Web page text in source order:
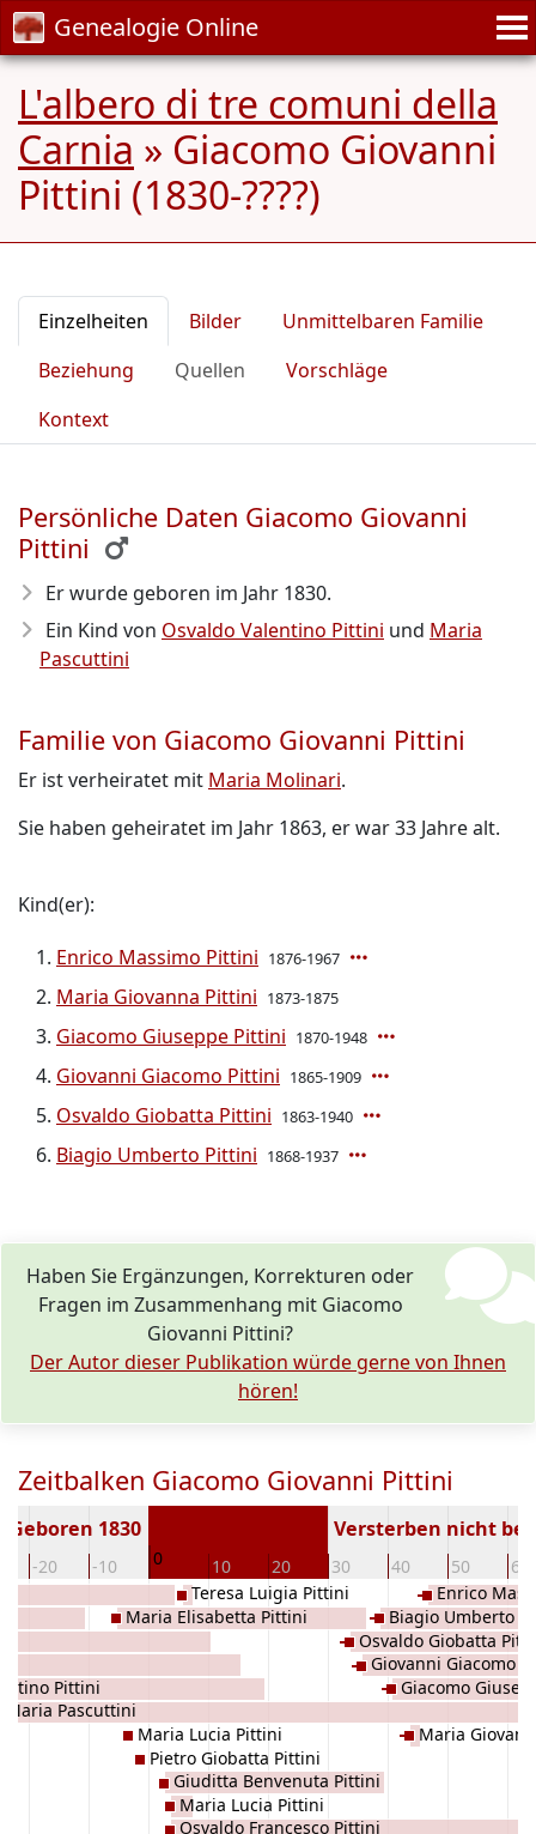
Genealogie Online
L'albero di tre comuni della
Carnia » Giacomo Giovanni
Pittini (1830-????)
Einzelheiten Bilder
Unmittelbaren Familie
Beziehung
Quellen
Vorschläge
Kontext
Persönliche Daten Giacomo Giovanni
Pittini
Er wurde geboren im Jahr 1830.
Ein Kind von Osvaldo Valentino Pittini und Maria
Pascuttini
Familie von Giacomo Giovanni Pittini
Er ist verheiratet mit Maria Molinari.
Sie haben geheiratet im Jahr 1863, er war 33 Jahre alt.
Kind(er):
Enrico Massimo Pittini 1876-1967
Maria Giovanna Pittini 1873-1875
Giacomo Giuseppe Pittini 1870-1948
Giovanni Giacomo Pittini 1865-1909
Osvaldo Giobatta Pittini 1863-1940
Biagio Umberto Pittini 1868-1937
Haben Sie Ergänzungen, Korrekturen oder
Fragen im Zusammenhang mit Giacomo
Giovanni Pittini?
Der Autor dieser Publikation würde gerne von Ihnen
hören!
Zeitbalken Giacomo Giovanni Pittini
-20 -10 0 10 20 30 40 50 60
Geboren 1830 Versterben nicht
Pittini
Maria Pascuttini
Maria Elisabetta Pittini
Maria Lucia Pittini
Pietro Giobatta Pittini
Giuditta Benvenuta Pittini
Maria Lucia Pittini
Osvaldo Francesco Pittini
Teresa Luigia Pittini
Osvaldo Giobatta
Giovanni Giacomo
Biagio Umberto
Giacomo
Maria
Enrico